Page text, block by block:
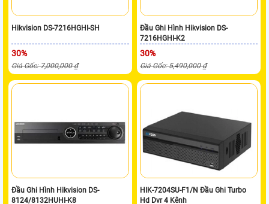
Hikvision DS-7216HGHI-SH
30%
Giá Gốc: 7,000,000 ₫
Đầu Ghi Hình Hikvision DS-
7216HGHI-K2
30%
Giá Gốc: 5,490,000 ₫
Đầu Ghi Hình Hikvision DS-
8124/8132HUHI-K8
HIK-7204SU-F1/N Đầu Ghi Turbo
Hd Dvr 4 Kênh